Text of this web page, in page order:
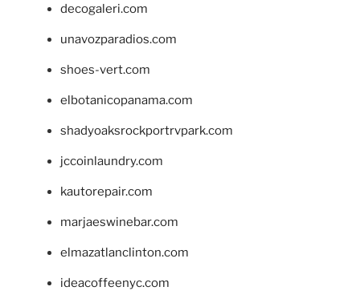
decogaleri.com
unavozparadios.com
shoes-vert.com
elbotanicopanama.com
shadyoaksrockportrvpark.com
jccoinlaundry.com
kautorepair.com
marjaeswinebar.com
elmazatlanclinton.com
ideacoffeenyc.com